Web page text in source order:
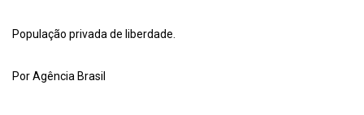
População privada de liberdade.
Por Agência Brasil